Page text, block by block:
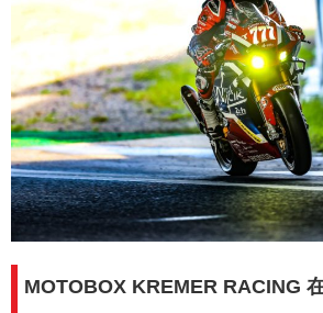
MOTOBOX KREMER RACING